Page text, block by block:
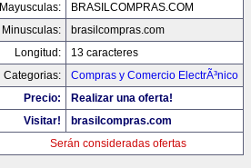
Mayusculas:
BRASILCOMPRAS.COM
Minusculas:
brasilcompras.com
Longitud:
13 caracteres
Categorias:
Compras y Comercio ElectrÃ³nico
Precio:
Realizar una oferta!
Visitar!
brasilcompras.com
Serán consideradas ofertas